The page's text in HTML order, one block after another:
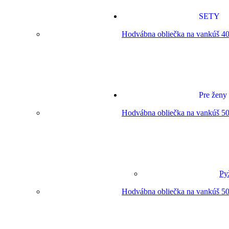
SETY
Pre ženy
Hodvábna obliečka na vankúš
Hodvábna obliečka na vankúš
Hodvábna obliečka na vankúš